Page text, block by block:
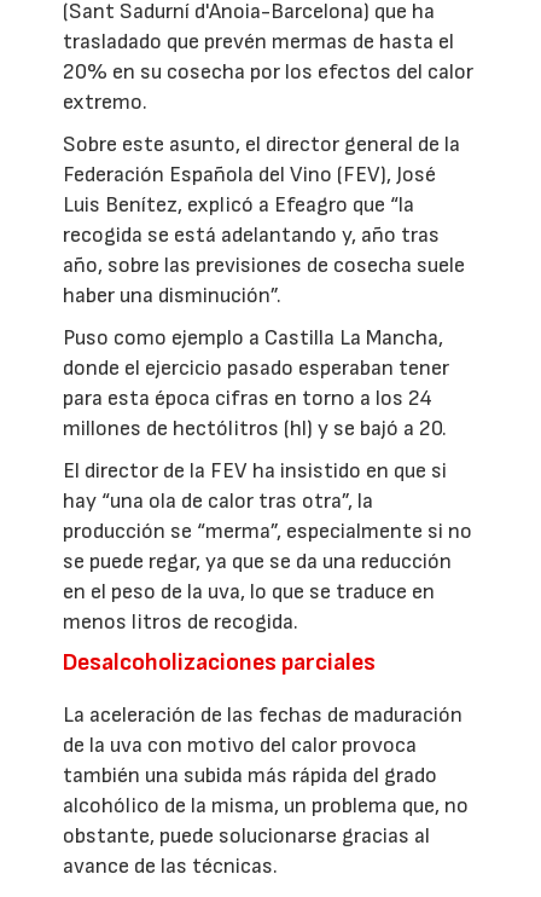
(Sant Sadurní d'Anoia-Barcelona) que ha
trasladado que prevén mermas de hasta el
20% en su cosecha por los efectos del calor
extremo.
Sobre este asunto, el director general de la
Federación Española del Vino (FEV), José
Luis Benítez, explicó a Efeagro que “la
recogida se está adelantando y, año tras
año, sobre las previsiones de cosecha suele
haber una disminución”.
Puso como ejemplo a Castilla La Mancha,
donde el ejercicio pasado esperaban tener
para esta época cifras en torno a los 24
millones de hectólitros (hl) y se bajó a 20.
El director de la FEV ha insistido en que si
hay “una ola de calor tras otra”, la
producción se “merma”, especialmente si no
se puede regar, ya que se da una reducción
en el peso de la uva, lo que se traduce en
menos litros de recogida.
Desalcoholizaciones parciales
La aceleración de las fechas de maduración
de la uva con motivo del calor provoca
también una subida más rápida del grado
alcohólico de la misma, un problema que, no
obstante, puede solucionarse gracias al
avance de las técnicas.